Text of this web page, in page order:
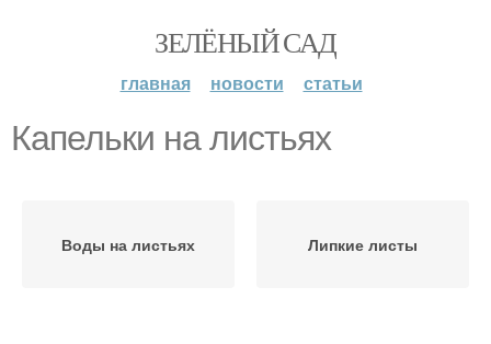
ЗЕЛЁНЫЙ САД
главная новости статьи
Капельки на листьях
Воды на листьях Липкие листы